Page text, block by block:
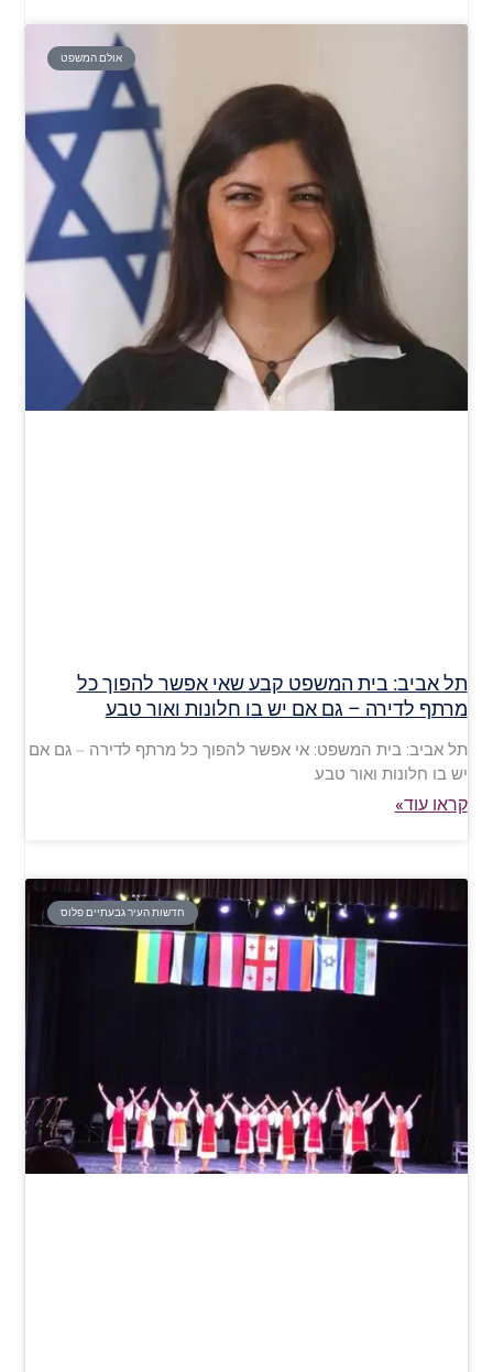
אולם המשפט
תל אביב: בית המשפט קבע שאי אפשר להפוך כל
מרתף לדירה – גם אם יש בו חלונות ואור טבע
תל אביב: בית המשפט: אי אפשר להפוך כל מרתף לדירה – גם אם
יש בו חלונות ואור טבע
קראו עוד»
חדשות העיר גבעתיים פלוס